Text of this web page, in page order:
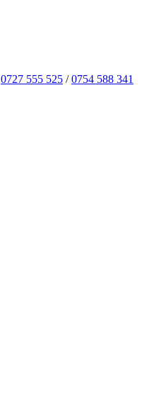
0727 555 525 /0754 588 341